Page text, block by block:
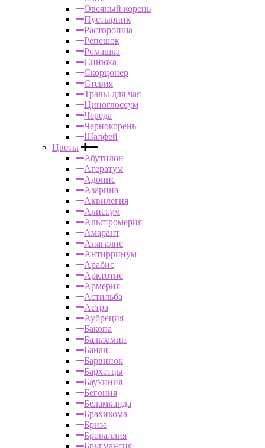
Овсяный корень
Пустырник
Расторопша
Репешок
Ромашка
Синюха
Скорцонер
Стевия
Травы для чая
Циноглоссум
Череда
Чернокорень
Шалфей
Цветы
Абутилон
Агератум
Адонис
Азарина
Аквилегия
Алиссум
Альстромерия
Амарант
Анагалис
Антирринум
Арабис
Арктотис
Армерия
Астильба
Астра
Аубреция
Бакопа
Бальзамин
Банан
Барвинок
Бархатцы
Баухиния
Бегония
Беламканда
Брахикома
Бриза
Броваллия
Бругмансия